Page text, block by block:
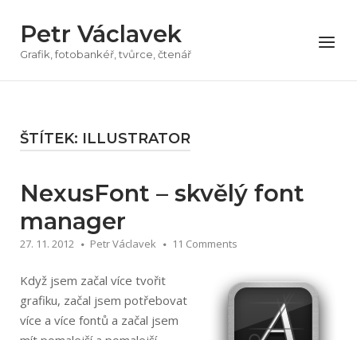
obsah
Petr Václavek
Grafik, fotobankéř, tvůrce, čtenář
Menu
ŠTÍTEK: ILLUSTRATOR
NexusFont – skvělý font
manager
27. 11. 2012 Petr Václavek 11 Comments
Když jsem začal více tvořit
grafiku, začal jsem potřebovat
více a více fontů a začal jsem